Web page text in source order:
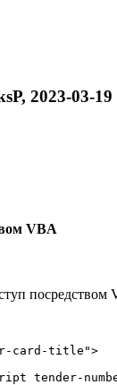
2023-03-
VBA
посредством
card-title">
tender-